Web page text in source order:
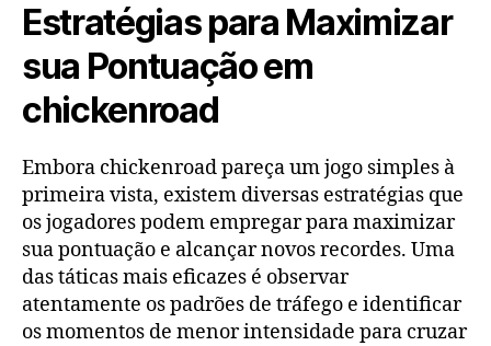
Estratégias para Maximizar
sua Pontuação em
chickenroad
Embora chickenroad pareça um jogo simples à
primeira vista, existem diversas estratégias que
os jogadores podem empregar para maximizar
sua pontuação e alcançar novos recordes. Uma
das táticas mais eficazes é observar
atentamente os padrões de tráfego e identificar
os momentos de menor intensidade para cruzar